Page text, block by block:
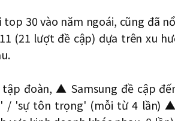
30 vào năm ngoái, cũng đã
(21 lượt đề cập) dựa trên xu
đoàn, ▲ Samsung đề cập
/ 'sự tôn trọng' (mỗi từ 4 lần)